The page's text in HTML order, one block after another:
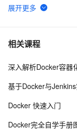
6 Docker启动后怎样
7 『Docker』在
8 Ubuntu Docker 安
10Docker自2013年
相关课程
深入解析Docker容器
基于Docker与
Docker 快速入门
Docker完全自学手册